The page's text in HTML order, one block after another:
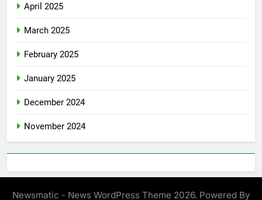
April 2025
March 2025
February 2025
January 2025
December 2024
November 2024
Newsmatic - News WordPress Theme 2026. Powered By